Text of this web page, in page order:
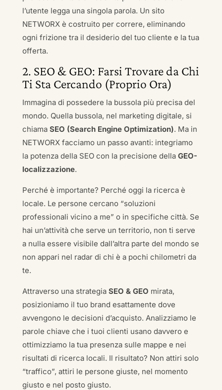
l’utente legga una singola parola. Un sito
NETWORX è costruito per correre, eliminando
ogni frizione tra il desiderio del tuo cliente e la tua
offerta.
2. SEO & GEO: Farsi Trovare da Chi
Ti Sta Cercando (Proprio Ora)
Immagina di possedere la bussola più precisa del
mondo. Quella bussola, nel marketing digitale, si
chiama SEO (Search Engine Optimization). Ma in
NETWORX facciamo un passo avanti: integriamo
la potenza della SEO con la precisione della GEO-
localizzazione.
Perché è importante? Perché oggi la ricerca è
locale. Le persone cercano “soluzioni
professionali vicino a me” o in specifiche città. Se
hai un’attività che serve un territorio, non ti serve
a nulla essere visibile dall’altra parte del mondo se
non appari nel radar di chi è a pochi chilometri da
te.
Attraverso una strategia SEO & GEO mirata,
posizioniamo il tuo brand esattamente dove
avvengono le decisioni d’acquisto. Analizziamo le
parole chiave che i tuoi clienti usano davvero e
ottimizziamo la tua presenza sulle mappe e nei
risultati di ricerca locali. Il risultato? Non attiri solo
“traffico”, attiri le persone giuste, nel momento
giusto e nel posto giusto.